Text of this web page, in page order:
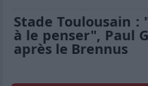
Stade Toulousain :
à le penser", Paul
après le Brennus